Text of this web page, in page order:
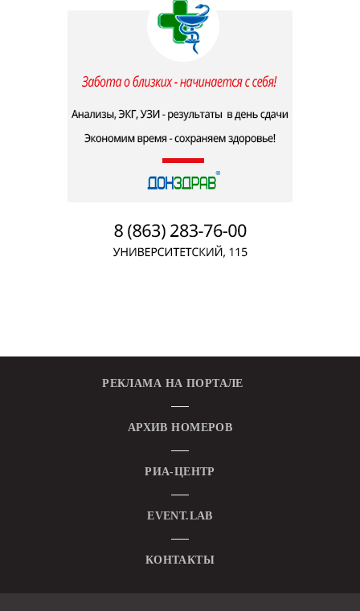
РЕКЛАМА НА ПОРТАЛЕ
АРХИВ НОМЕРОВ
РИА-ЦЕНТР
EVENT.LAB
КОНТАКТЫ